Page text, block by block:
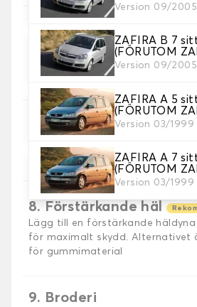
Version 09/
ZAFIRA B 7
(FÖRUTOM
Version 09/
ZAFIRA A 5
(FÖRUTOM
Version 03/
ZAFIRA A 7
(FÖRUTOM
Version 03/
6. Färg på sömmar
Välj färg på sömmar.
7. Autogrip halkfri®
fästanordning för optimalt
8. Förstärkande häl
Lägg till en förstärkande
för maximalt skydd. Alternativet
för gummimaterial
9. Broderi